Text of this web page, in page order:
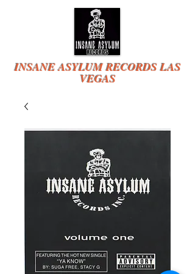
INSANE ASYLUM RECORDS LAS
VEGAS